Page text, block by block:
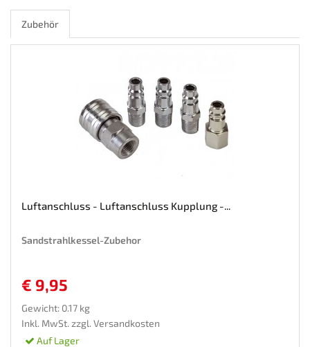
Zubehör
Luftanschluss - Luftanschluss Kupplung -...
Sandstrahlkessel-Zubehor
€ 9,95
Gewicht: 0.17 kg
Inkl. MwSt. zzgl. Versandkosten
Auf Lager